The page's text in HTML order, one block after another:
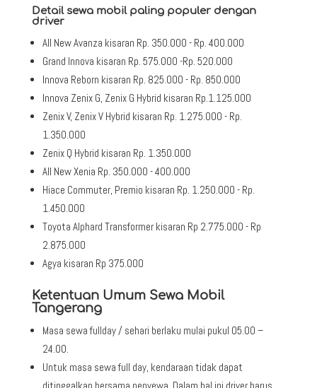
Detail sewa mobil paling populer dengan
driver
All New Avanza kisaran Rp. 350.000 - Rp. 400.000
Grand Innova kisaran Rp. 575.000 -Rp. 520.000
Innova Reborn kisaran Rp. 825.000 - Rp. 850.000
Innova Zenix G, Zenix G Hybrid kisaran Rp.1.125.000
Zenix V, Zenix V Hybrid kisaran Rp. 1.275.000 - Rp.
1.350.000
Zenix Q Hybrid kisaran Rp. 1.350.000
All New Xenia Rp. 350.000 - 400.000
Hiace Commuter, Premio kisaran Rp. 1.250.000 - Rp.
1.450.000
Toyota Alphard Transformer kisaran Rp 2.775.000 - Rp
2.875.000
Agya kisaran Rp 375.000
Ketentuan Umum Sewa Mobil
Tangerang
Masa sewa fullday / sehari berlaku mulai pukul 05.00 –
24.00.
Untuk masa sewa full day, kendaraan tidak dapat
ditinggalkan bersama penyewa. Dalam hal ini driver harus